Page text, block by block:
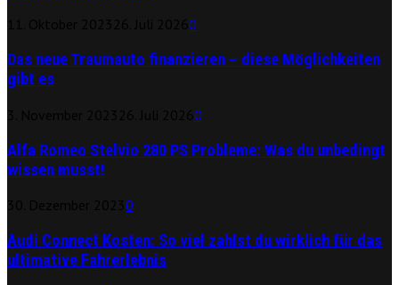
0
Das neue Traumauto finanzieren – diese Möglichkeiten
gibt es
0
Alfa Romeo Stelvio 280 PS Probleme: Was du unbedingt
wissen musst!
0
Audi Connect Kosten: So viel zahlst du wirklich für das
ultimative Fahrerlebnis